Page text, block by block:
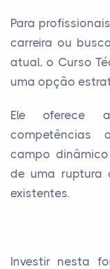
Para
carreira ou
atual, o Curso
uma opção
Ele oferece
competências
campo
de uma ruptura
existentes.
Investir nesta